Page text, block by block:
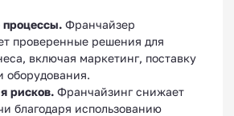
Франчайзер
проверенные решения для
включая маркетинг, поставку
оборудования.
рисков. Франчайзинг снижает
благодаря использованию